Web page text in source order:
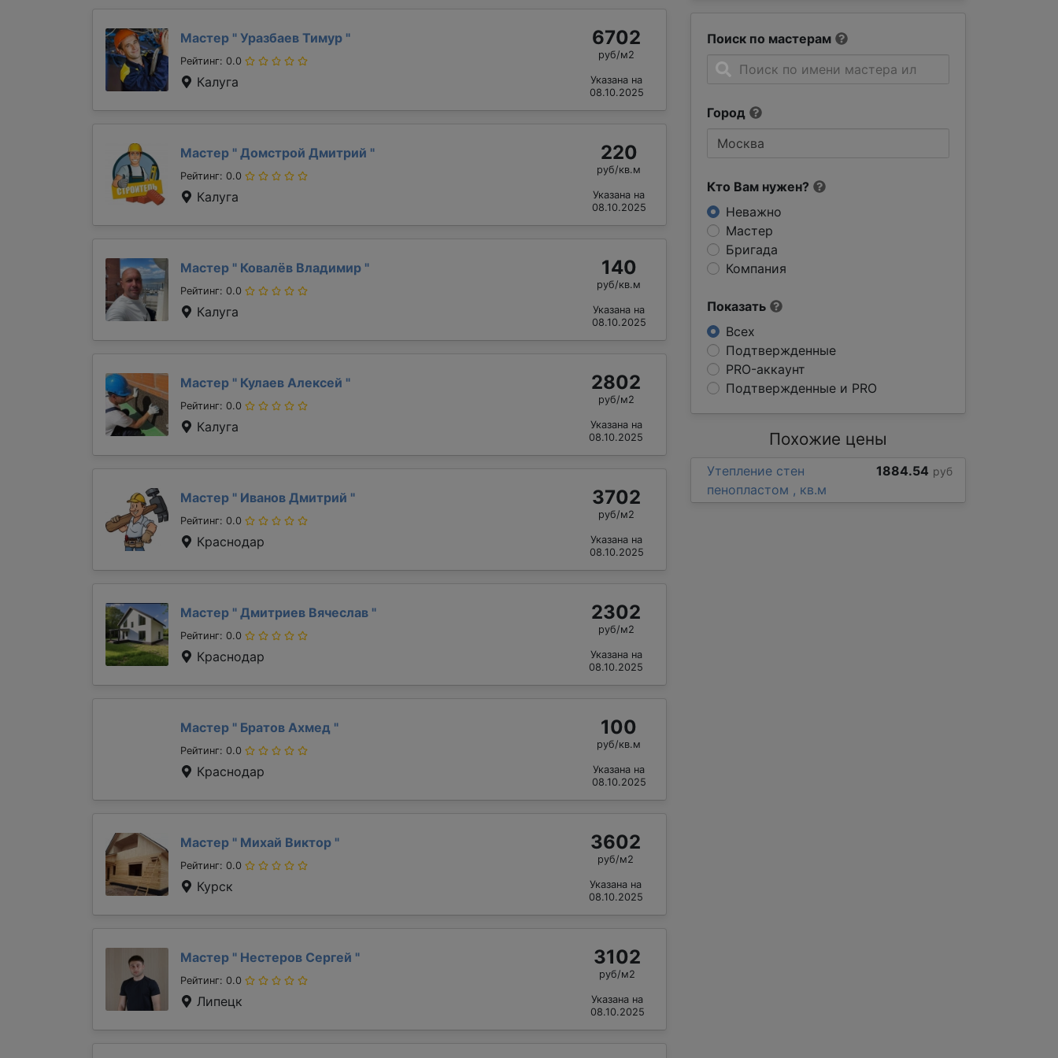
Поиск по мастерам
Город
Кто Вам нужен?
Неважно
Мастер
Бригада
Компания
Показать
Всех
Подтвержденные
PRO-аккаунт
Подтвержденные и PRO
Мастер " Уразбаев Тимур "
Рейтинг: 0.0
Калуга
6702
руб/м2
Указана на
08.10.2025
Мастер " Домстрой Дмитрий "
Рейтинг: 0.0
Калуга
220
руб/кв.м
Указана на
08.10.2025
Мастер " Ковалёв Владимир "
Рейтинг: 0.0
Калуга
140
руб/кв.м
Указана на
08.10.2025
Мастер " Кулаев Алексей "
Рейтинг: 0.0
Калуга
2802
руб/м2
Указана на
08.10.2025
Мастер " Иванов Дмитрий "
Рейтинг: 0.0
Краснодар
3702
руб/м2
Указана на
08.10.2025
Мастер " Дмитриев Вячеслав "
Рейтинг: 0.0
Краснодар
2302
руб/м2
Указана на
08.10.2025
Мастер " Братов Ахмед "
Рейтинг: 0.0
Краснодар
100
руб/кв.м
Указана на
08.10.2025
Мастер " Михай Виктор "
Рейтинг: 0.0
Курск
3602
руб/м2
Указана на
08.10.2025
Мастер " Нестеров Сергей "
Рейтинг: 0.0
Липецк
3102
руб/м2
Указана на
08.10.2025
Похожие цены
Утепление стен
пенопластом , кв.м
1884.54 руб